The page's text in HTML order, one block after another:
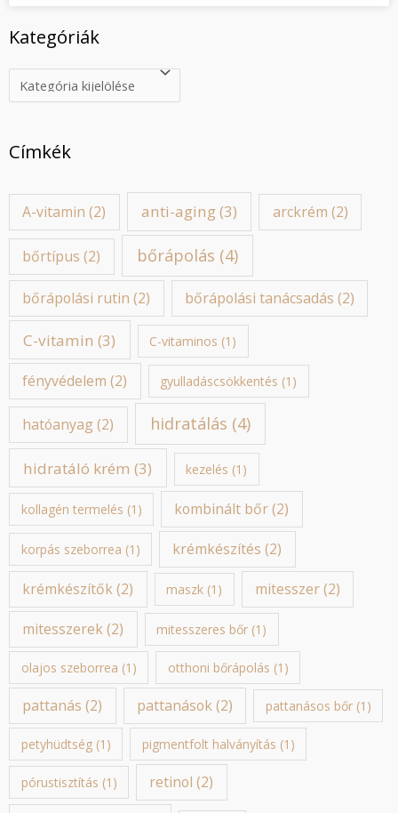
Kategóriák
Címkék
A-vitamin (2) anti-aging(3) arckrém (2)
bőrtípus (2) bőrápolás (4)
bőrápolási rutin (2) bőrápolási tanácsadás (2)
C-vitamin (3) C-vitaminos (1)
fényvédelem (2) gyulladáscsökkentés (1)
hatóanyag (2) hidratálás (4)
hidratáló krém (3) kezelés (1)
kollagén termelés (1) kombinált bőr(2)
korpás szeborrea (1) krémkészítés (2)
krémkészítők(2) maszk (1) mitesszer(2)
mitesszerek(2) mitesszeres bőr (1)
olajos szeborrea (1) otthoni bőrápolás (1)
pattanás (2) pattanások(2) pattanásos bőr(1)
petyhüdtség(1) pigmentfolt halványítás (1)
pórustisztítás (1) retinol (2)